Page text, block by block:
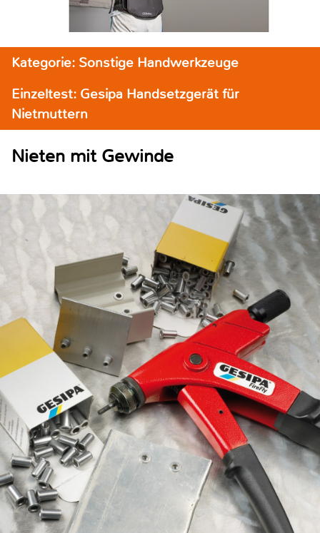
Kategorie: Sonstige Handwerkzeuge
Einzeltest: Gesipa Handsetzgerät für
Nietmuttern
Nieten mit Gewinde